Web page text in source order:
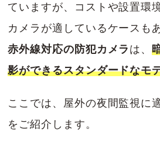
ていますが、コストや設置環
カメラが適しているケースも
赤外線対応の防犯カメラ は、
影ができるスタンダードなモ
ここでは、屋外の夜間監視に
をご紹介します。